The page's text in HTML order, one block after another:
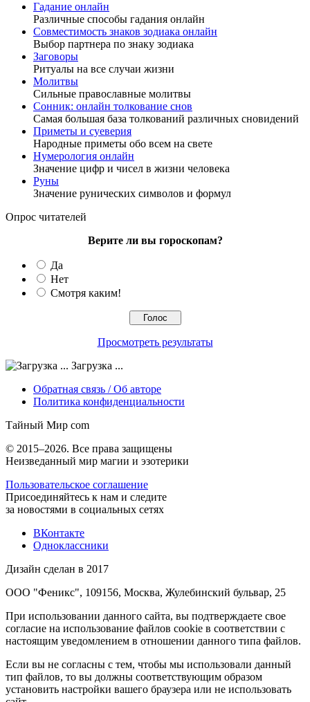
Гадание онлайн
Различные способы гадания онлайн
Совместимость знаков зодиака онлайн
Выбор партнера по знаку зодиака
Заговоры
Ритуалы на все случаи жизни
Молитвы
Сильные православные молитвы
Сонник: онлайн толкование снов
Самая большая база толкований различных сновидений
Приметы и суеверия
Народные приметы обо всем на свете
Нумерология онлайн
Значение цифр и чисел в жизни человека
Руны
Значение рунических символов и формул
Опрос читателей
Верите ли вы гороскопам?
Да
Нет
Смотря каким!
Просмотреть результаты
Загрузка ...
Обратная связь / Об авторе
Политика конфиденциальности
Тайный Мир com
© 2015–2026. Все права защищены
Неизведанный мир магии и эзотерики
Пользовательское соглашение
Присоединяйтесь к нам и следите
за новостями в социальных сетях
ВКонтакте
Одноклассники
Дизайн сделан в 2017
ООО "Феникс", 109156, Москва, Жулебинский бульвар, 25
При использовании данного сайта, вы подтверждаете свое
согласие на использование файлов cookie в соответствии с
настоящим уведомлением в отношении данного типа файлов.
Если вы не согласны с тем, чтобы мы использовали данный
тип файлов, то вы должны соответствующим образом
установить настройки вашего браузера или не использовать